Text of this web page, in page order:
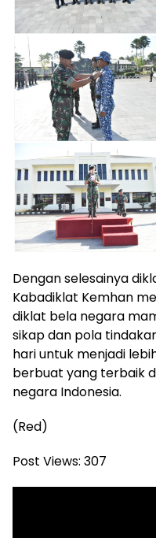
Dengan selesainya
Kabadiklat Kemhan
diklat bela negara
sikap dan pola
hari untuk menjadi
berbuat yang terbaik
negara Indonesia.
(Red)
Post Views: 307